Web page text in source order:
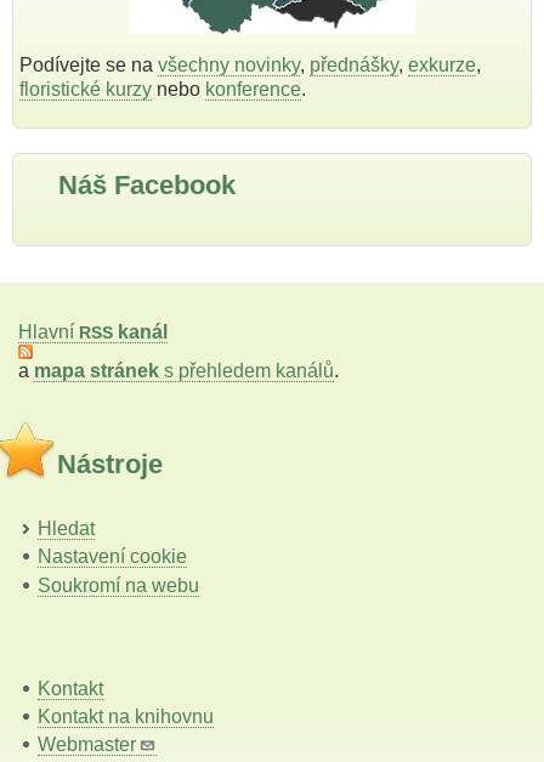
Podívejte se na všechny novinky, přednášky, exkurze,
floristické kurzy nebo konference.
Náš Facebook
Hlavní RSS kanál
a mapa stránek s přehledem kanálů.
Nástroje
Hledat
Nastavení cookie
Soukromí na webu
Kontakt
Kontakt na knihovnu
Webmaster